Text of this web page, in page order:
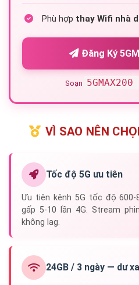
Phù hợp thay Wifi nhà
Đăng Ký
Soạn 5GMAX200
VÌ SAO NÊN
Tốc độ 5G ưu tiên
Ưu tiên kênh 5G tốc độ
gấp 5-10 lần 4G. Stream
không lag.
24GB / 3 ngày — dư xa